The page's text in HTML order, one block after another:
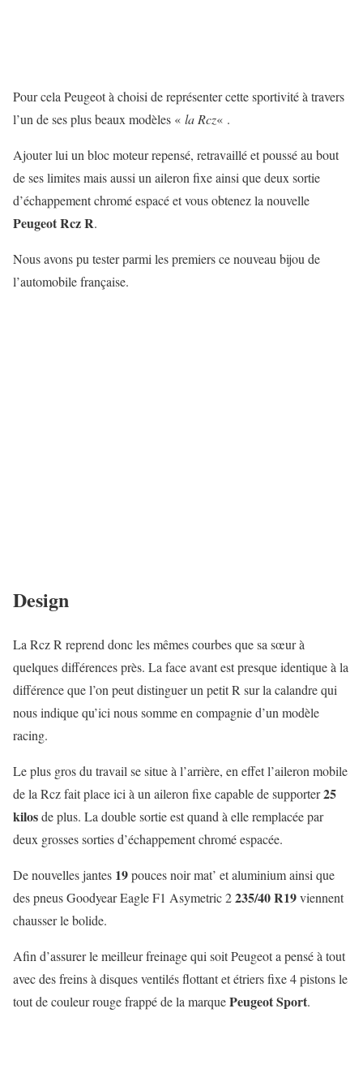
Pour cela Peugeot à choisi de représenter cette sportivité à travers
l’un de ses plus beaux modèles « la Rcz« .
Ajouter lui un bloc moteur repensé, retravaillé et poussé au bout
de ses limites mais aussi un aileron fixe ainsi que deux sortie
d’échappement chromé espacé et vous obtenez la nouvelle
Peugeot Rcz R.
Nous avons pu tester parmi les premiers ce nouveau bijou de
l’automobile française.
Design
La Rcz R reprend donc les mêmes courbes que sa sœur à
quelques différences près. La face avant est presque identique à la
différence que l’on peut distinguer un petit R sur la calandre qui
nous indique qu’ici nous somme en compagnie d’un modèle
racing.
Le plus gros du travail se situe à l’arrière, en effet l’aileron mobile
de la Rcz fait place ici à un aileron fixe capable de supporter25
kilosde plus. La double sortie est quand à elle remplacée par
deux grosses sorties d’échappement chromé espacée.
De nouvelles jantes 19pouces noir mat’ et aluminium ainsi que
des pneus Goodyear Eagle F1 Asymetric 2235/40 R19viennent
chausser le bolide.
Afin d’assurer le meilleur freinage qui soit Peugeot a pensé à tout
avec des freins à disques ventilés flottant et étriers fixe 4 pistons le
tout de couleur rouge frappé de la marquePeugeot Sport.